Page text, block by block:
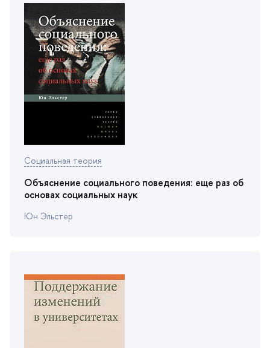
Социальная теория
Объяснение социального поведения: еще раз о
основах социальных наук
Юн Эльстер